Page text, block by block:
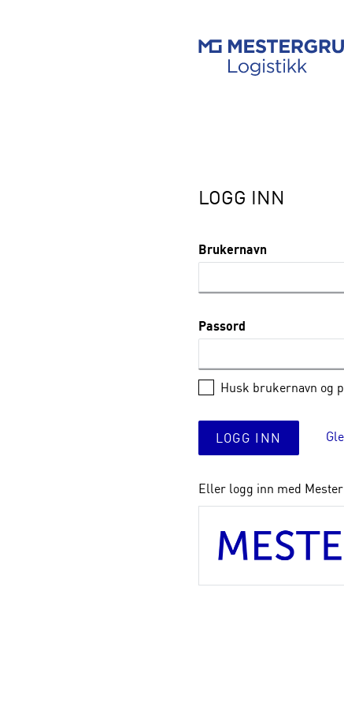
LOGG INN
Brukernavn
Passord
Husk brukernavn og
LOGG INN
Eller logg inn med